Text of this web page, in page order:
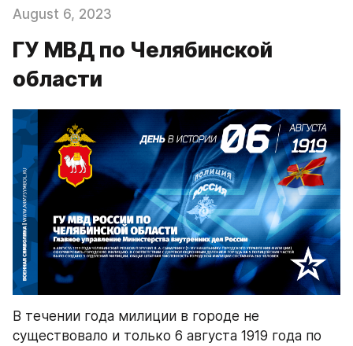
August 6, 2023
ГУ МВД по Челябинской
области
В течении года милиции в городе не
существовало и только 6 августа 1919 года по